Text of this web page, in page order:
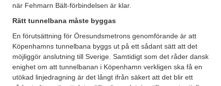
när Fehmarn Bält-förbindelsen är klar.
Rätt tunnelbana måste byggas
En förutsättning för Öresundsmetrons genomförande är att
Köpenhamns tunnelbana byggs ut på ett sådant sätt att det
möjliggör anslutning till Sverige. Samtidigt som det råder dansk
enighet om att tunnelbanan i Köpenhamn verkligen ska få en
utökad linjedragning är det långt ifrån säkert att det blir ett